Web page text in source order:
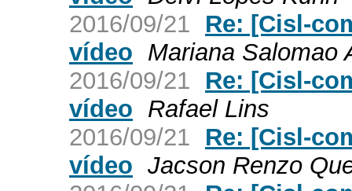
2016/09/21
Re: [Cisl-
vídeo Mariana Salomao
2016/09/21
Re: [Cisl-
vídeo Rafael Lins
2016/09/21
Re: [Cisl-
vídeo Jacson Renzo